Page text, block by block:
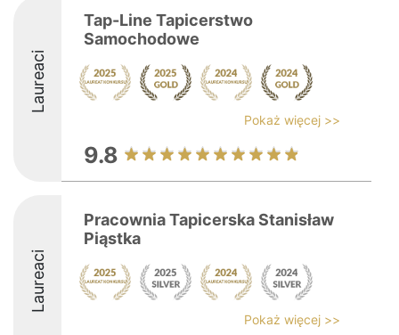
Laureaci
Tap-Line Tapicerstwo
Samochodowe
Pokaż więcej >>
9.8
Laureaci
Pracownia Tapicerska Stanisław
Piąstka
Pokaż więcej >>